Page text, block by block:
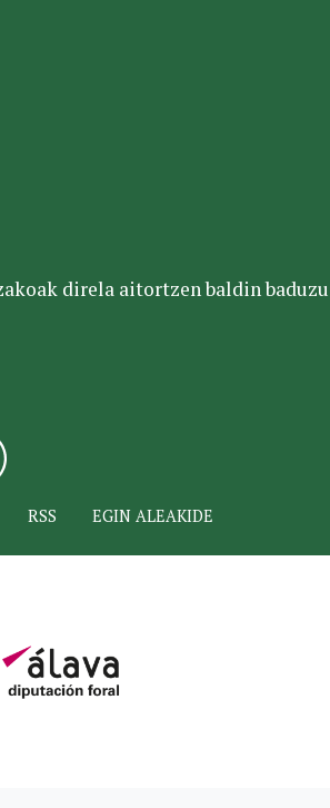
direla aitortzen baldin
RSS EGIN ALEAKIDE